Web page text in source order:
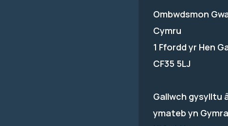
Ombwdsmon
Cymru
1 Ffordd yr Hen
CF35 5LJ
Gallwch gysylltu
ymateb yn